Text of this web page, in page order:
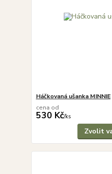
Háčkovaná ušanka MINNIE
cena od
530 Kč/ks
Zvolit